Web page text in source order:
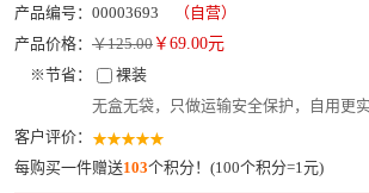
产品编号：00003693
（自营）
产品价格： ￥125.00 ￥ 69.00元
※节省：
裸装
无盒无袋，只做运输安全保护，自用更实
客户评价：
每购买一件赠送103个积分！(100个积分=1元)